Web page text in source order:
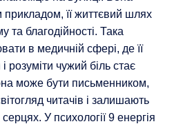
прикладом, її життєвий шлях
та благодійності. Така
в медичній сфері, де її
і розуміти чужий біль стає
може бути письменником,
читачів і залишають
серцях. У психології 9 енергія